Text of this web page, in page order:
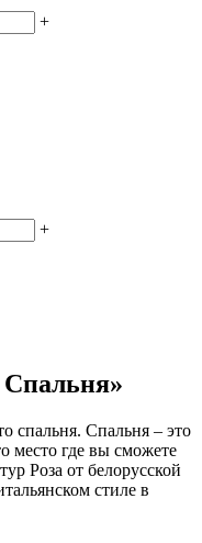
+
+
Спальня»
спальня. Спальня – это
место где вы сможете
Роза от белорусской
стиле в